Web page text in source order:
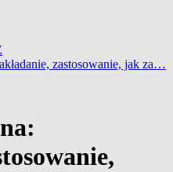
zastosowanie, jak za…